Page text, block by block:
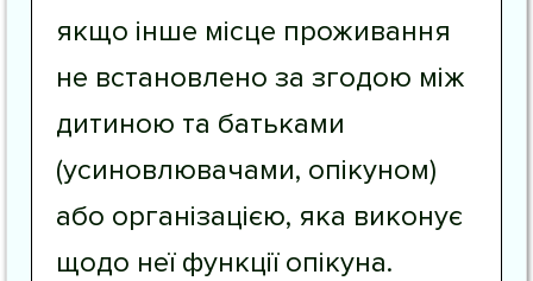
якщо інше місце проживання
не встановлено за згодою між
дитиною та батьками
(усиновлювачами, опікуном)
або організацією, яка виконує
щодо неї функції опікуна.